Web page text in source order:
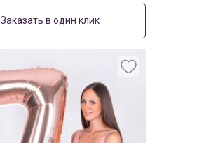
Заказать в один клик